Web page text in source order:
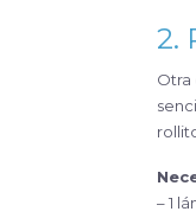
2.
Otra
– 1